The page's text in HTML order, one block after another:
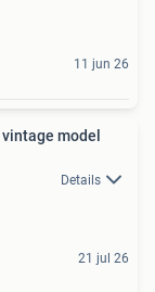
11 jun 26
Details
21 jul 26